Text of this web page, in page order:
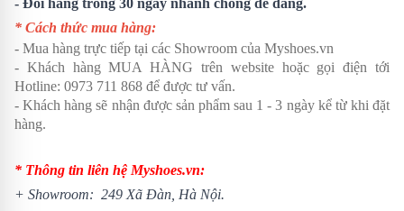
* Cách thức mua hàng:
- Mua hàng trực tiếp tại các Showroom của Myshoes.vn
- Khách hàng MUA HÀNG trên website hoặc gọi điện tới
Hotline: 0973 711 868 để được tư vấn.
- Khách hàng sẽ nhận được sản phẩm sau 1 - 3 ngày kể từ khi đặt
hàng.
* Thông tin liên hệ Myshoes.vn:
+ Showroom: 249 Xã Đàn, Hà Nội.